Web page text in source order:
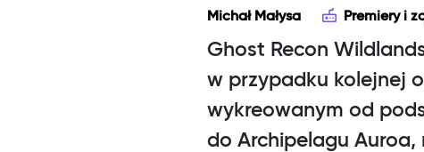
Michał Małysa Premiery i
Ghost Recon
w przypadku kolejnej
wykreowanym od
do Archipelagu Auroa,